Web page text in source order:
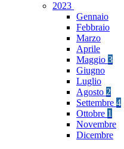
2023
Gennaio
Febbraio
Marzo
Aprile
Maggio 3
Giugno
Luglio
Agosto 2
Settembre 4
Ottobre 1
Novembre
Dicembre